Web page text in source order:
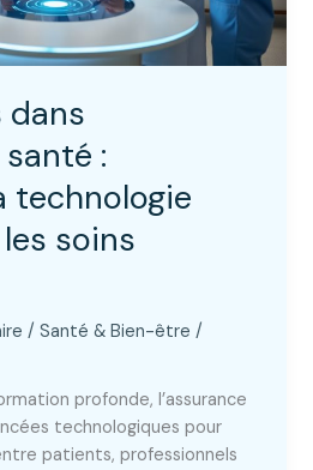
dans
santé :
technologie
soins
/Santé & Bien-être /
profonde, l’assurance
technologiques pour
patients, professionnels